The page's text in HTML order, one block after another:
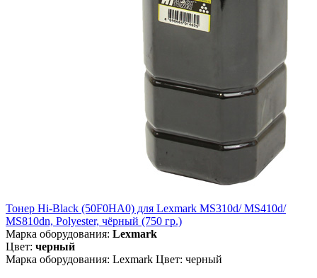
Тонер Hi-Black (50F0HA0) для Lexmark MS310d/ MS410d/
MS810dn, Polyester, чёрный (750 гр.)
Марка оборудования: Lexmark
Цвет: черный
Марка оборудования: Lexmark Цвет: черный